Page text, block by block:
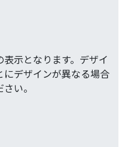
示となります。デザイ
デザインが異なる場合
い。